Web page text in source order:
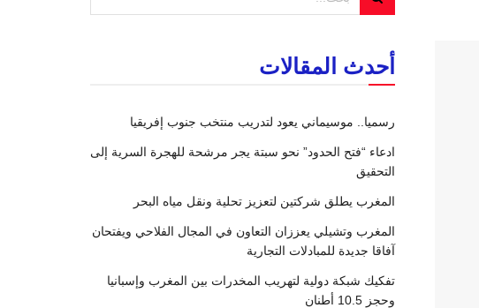
أحدث المقالات
رسميا.. موسيماني يعود لتدريب منتخب جنوب إفريقيا
ادعاء “فتح الحدود” نحو سبتة يجر مرشحة للهجرة السرية إلى
التحقيق
المغرب يطلق شركتين لتعزيز تحلية ونقل مياه البحر
المغرب وتشيلي يعززان التعاون في المجال الفلاحي ويفتحان
آفاقا جديدة للمبادلات التجارية
تفكيك شبكة دولية لتهريب المخدرات بين المغرب وإسبانيا
وحجز 10.5 أطنان